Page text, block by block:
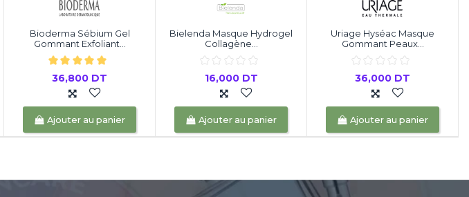
Bioderma Sébium Gel
Gommant Exfoliant...
36,800 DT
Ajouter au panier
Bielenda Masque Hydrogel
Collagène...
16,000 DT
Ajouter au panier
Uriage Hyséac Masque
Gommant Peaux...
36,000 DT
Ajouter au panier